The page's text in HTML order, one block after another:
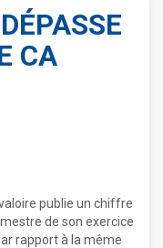
CA
publie un chiffre
de son exercice
rapport à la même